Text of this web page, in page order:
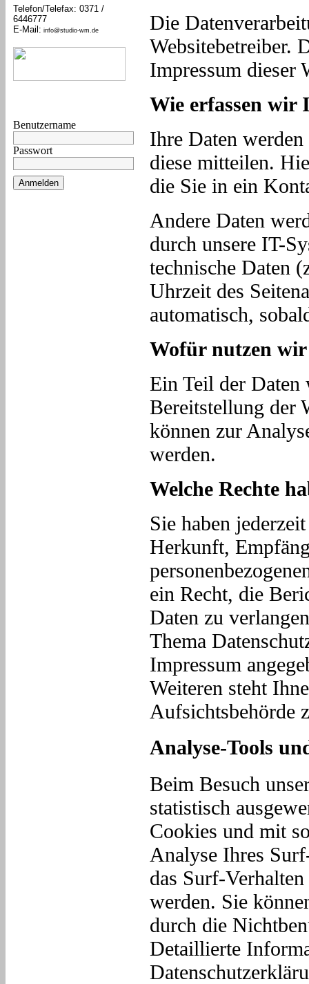
Telefon/Telefax: 0371 /
6446777
E-Mail: info@studio-wm.de
Benutzername
Passwort
Anmelden
Die
Websitebetreiber.
Impressum dieser
Wie erfassen wir
Ihre Daten
diese mitteilen.
die Sie in ein
Andere Daten
durch unsere IT-
technische Daten
Uhrzeit des
automatisch,
Wofür nutzen
Ein Teil der Daten
Bereitstellung der
können zur
werden.
Welche Rechte
Sie haben
Herkunft,
ein Recht, die
Daten zu
Thema
Impressum
Weiteren steht
Aufsichtsbehörde
Analyse-Tools
Beim Besuch
statistisch
Cookies und mit
Analyse Ihres
das Surf-
werden. Sie
durch die
Detaillierte